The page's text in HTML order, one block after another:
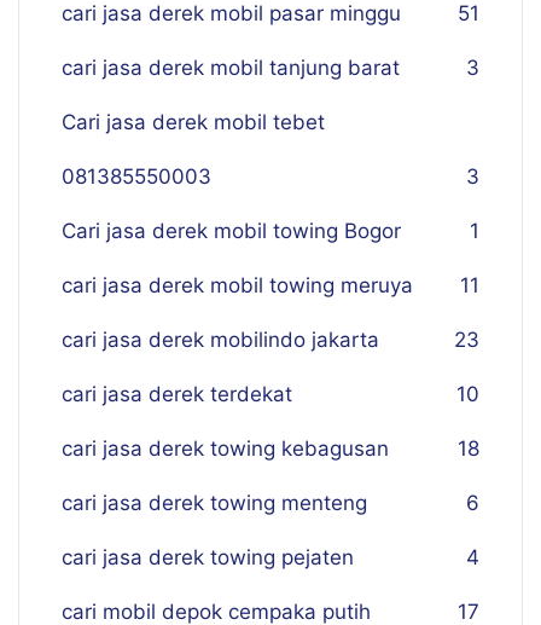
cari jasa derek mobil pasar minggu 51
cari jasa derek mobil tanjung barat 3
Cari jasa derek mobil tebet
081385550003 3
Cari jasa derek mobil towing Bogor 1
cari jasa derek mobil towing meruya 11
cari jasa derek mobilindo jakarta 23
cari jasa derek terdekat 10
cari jasa derek towing kebagusan 18
cari jasa derek towing menteng 6
cari jasa derek towing pejaten 4
cari mobil depok cempaka putih 17